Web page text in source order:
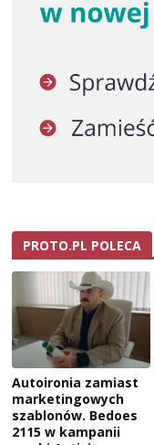
PROTO.PL POLECA
Autoironia zamiast
marketingowych
szablonów. Bedoes
2115 w kampanii